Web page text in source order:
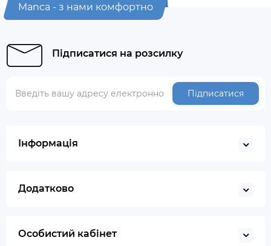
Manca - з нами комфортно
Підписатися на розсилку
Підписатися
Інформація
Додатково
Особистий кабінет